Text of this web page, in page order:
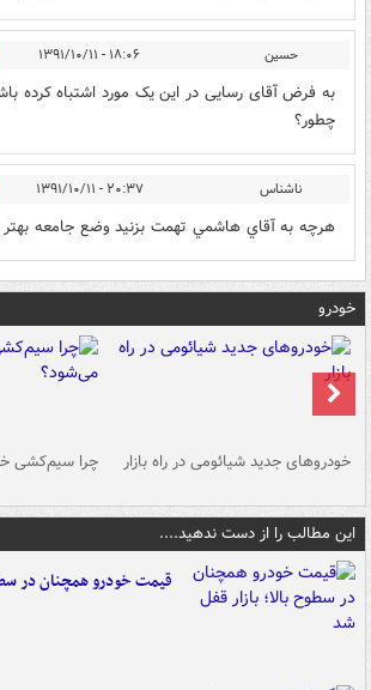
حسین ۱۸:۰۶ - ۱۳۹۱/۱۰/۱۱
به فرض آقای رسایی در این یک مورد اشتباه کرده
چطور؟
ناشناس ۲۰:۳۷ - ۱۳۹۱/۱۰/۱۱
هرچه به آقاي هاشمي تهمت بزنيد وضع جامعه بهتر
خودرو
خودروهای جدید شیائومی در راه بازار چرا سیم‌کشی
این مطالب را از دست ندهید....
قیمت خودرو همچنان در